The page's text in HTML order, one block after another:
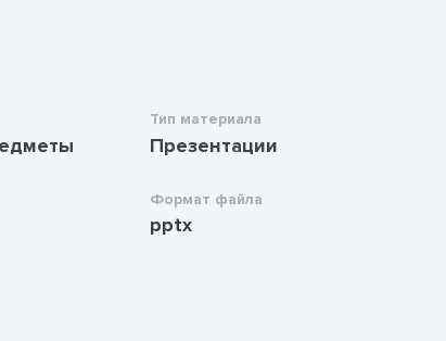
Тип материала
Презентации
Формат файла
pptx